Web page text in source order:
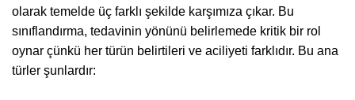
olarak temelde üç farklı şekilde karşımıza çıkar. Bu
sınıflandırma, tedavinin yönünü belirlemede kritik bir rol
oynar çünkü her türün belirtileri ve aciliyeti farklıdır. Bu ana
türler şunlardır: